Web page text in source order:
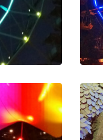
обозрения